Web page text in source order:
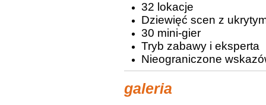
32 lokacje
Dziewięć scen z
30 mini-gier
Tryb zabawy i eksperta
Nieograniczone
galeria